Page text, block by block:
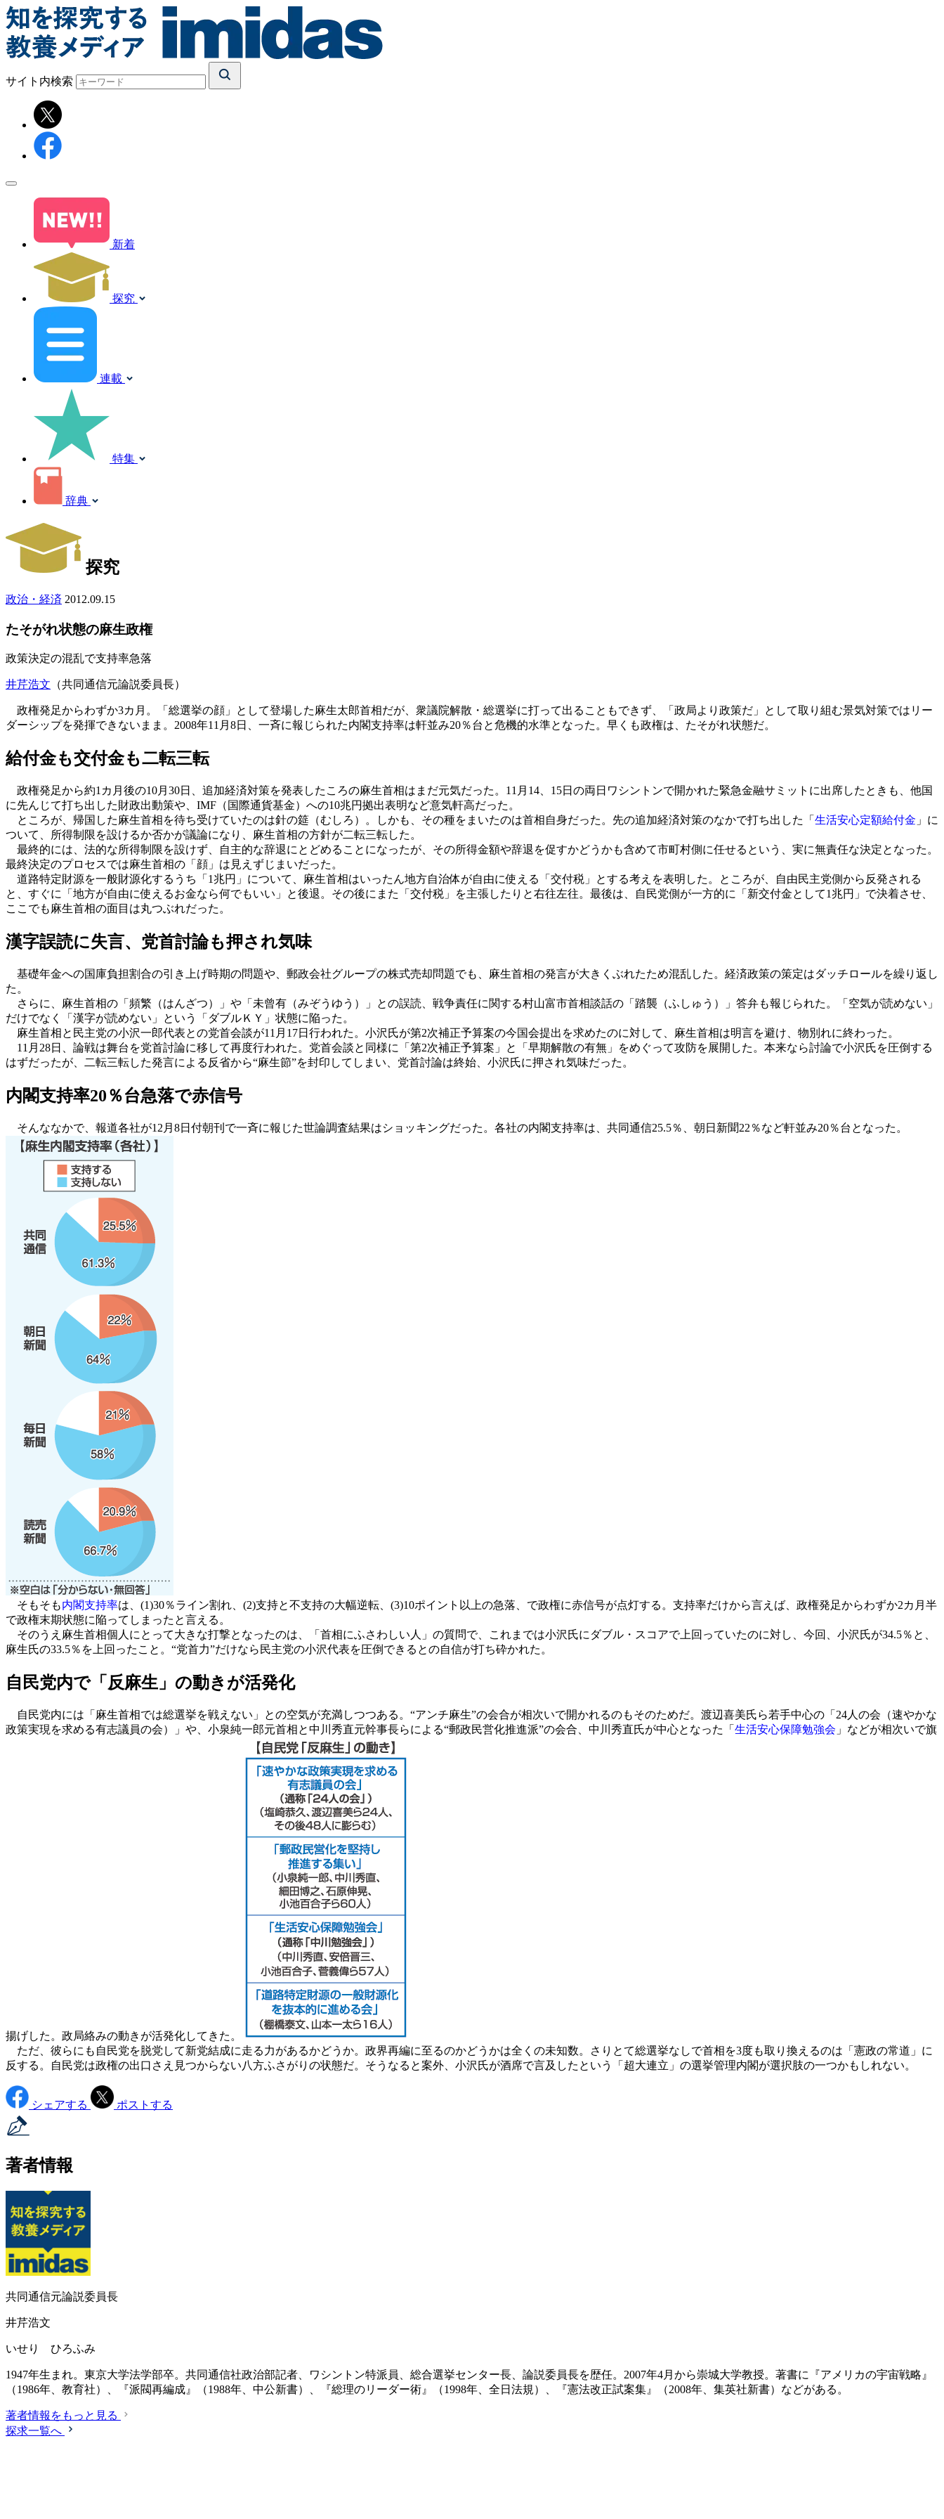
サイト内検索
新着
探究
連載
特集
辞典
探究
政治・経済 2012.09.15
たそがれ状態の麻生政権
政策決定の混乱で支持率急落
井芹浩文 （共同通信元論説委員長）
政権発足からわずか3カ月。「総選挙の顔」として登場した麻生太郎首相だが、衆議院解散・総選挙に打って出ることもできず、「政局より政策だ」として取り組む景気対策ではリー
ダーシップを発揮できないまま。2008年11月8日、一斉に報じられた内閣支持率は軒並み20％台と危機的水準となった。早くも政権は、たそがれ状態だ。
給付金も交付金も二転三転
政権発足から約1カ月後の10月30日、追加経済対策を発表したころの麻生首相はまだ元気だった。11月14、15日の両日ワシントンで開かれた緊急金融サミットに出席したときも、他国
に先んじて打ち出した財政出動策や、IMF（国際通貨基金）への10兆円拠出表明など意気軒高だった。
ところが、帰国した麻生首相を待ち受けていたのは針の筵（むしろ）。しかも、その種をまいたのは首相自身だった。先の追加経済対策のなかで打ち出した「 生活安心定額給付金 」に
ついて、所得制限を設けるか否かが議論になり、麻生首相の方針が二転三転した。
最終的には、法的な所得制限を設けず、自主的な辞退にとどめることになったが、その所得金額や辞退を促すかどうかも含めて市町村側に任せるという、実に無責任な決定となった。
最終決定のプロセスでは麻生首相の「顔」は見えずじまいだった。
道路特定財源を一般財源化するうち「1兆円」について、麻生首相はいったん地方自治体が自由に使える「交付税」とする考えを表明した。ところが、自由民主党側から反発される
と、すぐに「地方が自由に使えるお金なら何でもいい」と後退。その後にまた「交付税」を主張したりと右往左往。最後は、自民党側が一方的に「新交付金として1兆円」で決着させ、
ここでも麻生首相の面目は丸つぶれだった。
漢字誤読に失言、党首討論も押され気味
基礎年金への国庫負担割合の引き上げ時期の問題や、郵政会社グループの株式売却問題でも、麻生首相の発言が大きくぶれたため混乱した。経済政策の策定はダッチロールを繰り返し
た。
さらに、麻生首相の「頻繁（はんざつ）」や「未曾有（みぞうゆう）」との誤読、戦争責任に関する村山富市首相談話の「踏襲（ふしゅう）」答弁も報じられた。「空気が読めない」
だけでなく「漢字が読めない」という「ダブルＫＹ」状態に陥った。
麻生首相と民主党の小沢一郎代表との党首会談が11月17日行われた。小沢氏が第2次補正予算案の今国会提出を求めたのに対して、麻生首相は明言を避け、物別れに終わった。
11月28日、論戦は舞台を党首討論に移して再度行われた。党首会談と同様に「第2次補正予算案」と「早期解散の有無」をめぐって攻防を展開した。本来なら討論で小沢氏を圧倒する
はずだったが、二転三転した発言による反省から“麻生節”を封印してしまい、党首討論は終始、小沢氏に押され気味だった。
内閣支持率20％台急落で赤信号
そんななかで、報道各社が12月8日付朝刊で一斉に報じた世論調査結果はショッキングだった。各社の内閣支持率は、共同通信25.5％、朝日新聞22％など軒並み20％台となった。
そもそも内閣支持率は、(1)30％ライン割れ、(2)支持と不支持の大幅逆転、(3)10ポイント以上の急落、で政権に赤信号が点灯する。支持率だけから言えば、政権発足からわずか2カ月半
で政権末期状態に陥ってしまったと言える。
そのうえ麻生首相個人にとって大きな打撃となったのは、「首相にふさわしい人」の質問で、これまでは小沢氏にダブル・スコアで上回っていたのに対し、今回、小沢氏が34.5％と、
麻生氏の33.5％を上回ったこと。“党首力”だけなら民主党の小沢代表を圧倒できるとの自信が打ち砕かれた。
自民党内で「反麻生」の動きが活発化
自民党内には「麻生首相では総選挙を戦えない」との空気が充満しつつある。“アンチ麻生”の会合が相次いで開かれるのもそのためだ。渡辺喜美氏ら若手中心の「24人の会（速やかな
政策実現を求める有志議員の会）」や、小泉純一郎元首相と中川秀直元幹事長らによる“郵政民営化推進派”の会合、中川秀直氏が中心となった「 生活安心保障勉強会 」などが相次いで旗
揚げした。政局絡みの動きが活発化してきた。
ただ、彼らにも自民党を脱党して新党結成に走る力があるかどうか。政界再編に至るのかどうかは全くの未知数。さりとて総選挙なしで首相を3度も取り換えるのは「憲政の常道」に
反する。自民党は政権の出口さえ見つからない八方ふさがりの状態だ。そうなると案外、小沢氏が酒席で言及したという「超大連立」の選挙管理内閣が選択肢の一つかもしれない。
シェアする ポストする
著者情報
共同通信元論説委員長
井芹浩文
いせり ひろふみ
1947年生まれ。東京大学法学部卒。共同通信社政治部記者、ワシントン特派員、総合選挙センター長、論説委員長を歴任。2007年4月から崇城大学教授。著書に『アメリカの宇宙戦略』
（1986年、教育社）、『派閥再編成』（1988年、中公新書）、『総理のリーダー術』（1998年、全日法規）、『憲法改正試案集』（2008年、集英社新書）などがある。
著者情報をもっと見る
探求一覧へ